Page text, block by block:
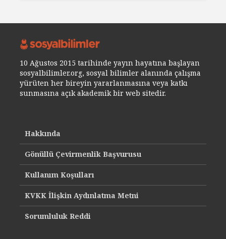
10 Ağustos 2015 tarihinde yayın hayatına başlayan
sosyalbilimler.org, sosyal bilimler alanında çalışma
yürüten her bireyin yararlanmasına veya katkı
sunmasına açık akademik bir web sitedir.
Hakkında
Gönüllü Çevirmenlik Başvurusu
Kullanım Koşulları
KVKK İlişkin Aydınlatma Metni
Sorumluluk Reddi